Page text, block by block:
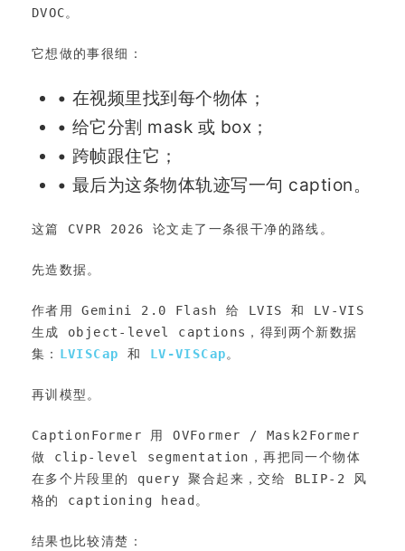
专
爱
机
DVOC。
它想做的事很细：
• 在视频里找到每个物体；
• 给它分割 mask 或 box；
• 跨帧跟住它；
• 最后为这条物体轨迹写一句 caption。
这篇 CVPR 2026 论文走了一条很干净的路线。
先造数据。
作者用 Gemini 2.0 Flash 给 LVIS 和 LV-VIS
生成 object-level captions，得到两个新数据
集： LVISCap 和 LV-VISCap。
再训模型。
CaptionFormer 用 OVFormer / Mask2Former
做 clip-level segmentation，再把同一个物体
在多个片段里的 query 聚合起来，交给 BLIP-2 风
格的 captioning head。
结果也比较清楚：